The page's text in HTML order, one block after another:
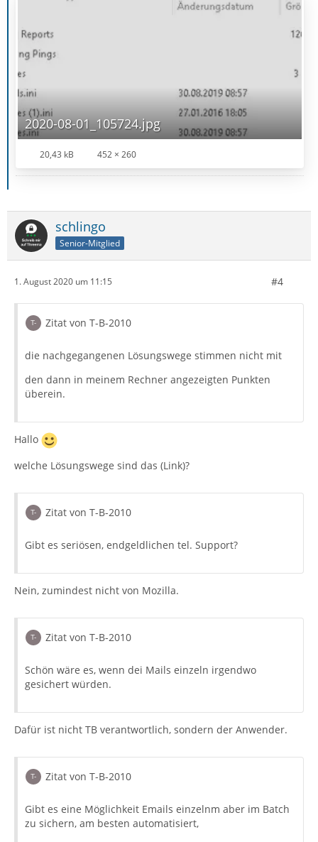
2020-08-01_105724.jpg
20,43 kB 452 × 260
schlingo
Senior-Mitglied
1. August 2020 um 11:15 #4
Zitat von T-B-2010
die nachgegangenen Lösungswege stimmen nicht mit
den dann in meinem Rechner angezeigten Punkten
überein.
Hallo
welche Lösungswege sind das (Link)?
Zitat von T-B-2010
Gibt es seriösen, endgeldlichen tel. Support?
Nein, zumindest nicht von Mozilla.
Zitat von T-B-2010
Schön wäre es, wenn dei Mails einzeln irgendwo
gesichert würden.
Dafür ist nicht TB verantwortlich, sondern der Anwender.
Zitat von T-B-2010
Gibt es eine Möglichkeit Emails einzelnm aber im Batch
zu sichern, am besten automatisiert,